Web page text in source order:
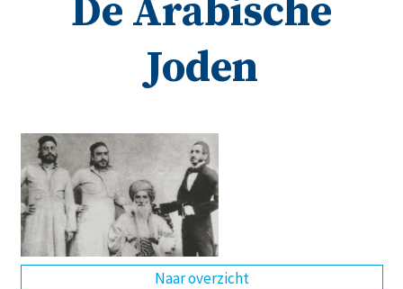
De Arabische
Joden
Naar overzicht
Jongerenwerk
Het Studiehuis (cursus)
Webshop
Over ons
DE EN